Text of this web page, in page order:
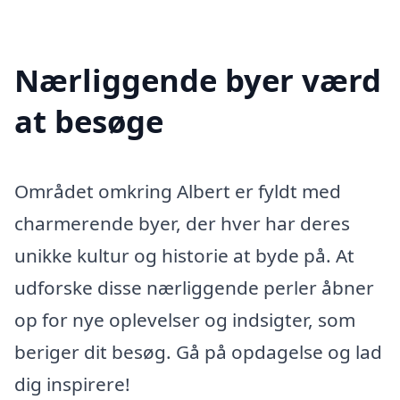
Nærliggende byer værd
at besøge
Området omkring Albert er fyldt med
charmerende byer, der hver har deres
unikke kultur og historie at byde på. At
udforske disse nærliggende perler åbner
op for nye oplevelser og indsigter, som
beriger dit besøg. Gå på opdagelse og lad
dig inspirere!